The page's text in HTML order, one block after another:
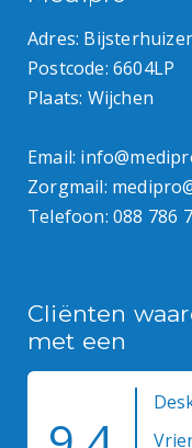
Adres:
Postcode: 6604LP
Plaats: Wijchen
Email:
Zorgmail:
Telefoon: 088 786
Cliënten
met een